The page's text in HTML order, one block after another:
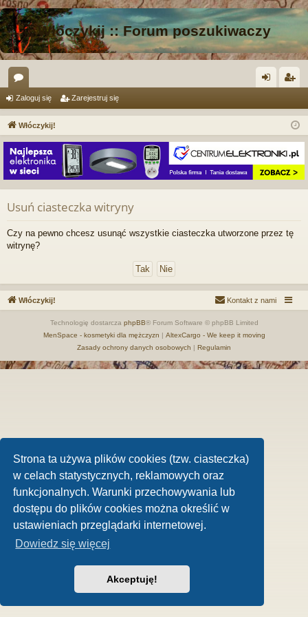
Strona ta używa plików cookies (tzw. ciasteczka)
w celach statystycznych, reklamowych oraz
funkcjonalnych. Warunki przechowywania lub
dostępu do plików cookies można określić w
ustawieniach przeglądarki internetowej.
Dowiedz się więcej
Akceptuję!
Włóczykij :: Forum poszukiwaczy
or
a og
si
ę
ej
tru
j
Zaloguj się Zarejestruj się
Włóczykij!
Usuń ciasteczka witryny
Czy na pewno chcesz usunąć wszystkie ciasteczka utworzone przez tę
witrynę?
Włóczykij! Kontakt z nami
Technologię dostarcza phpBB® Forum Software © phpBB Limited
MenSpace - kosmetyki dla mężczyzn | AltexCargo - We keep it moving
Zasady ochrony danych osobowych | Regulamin